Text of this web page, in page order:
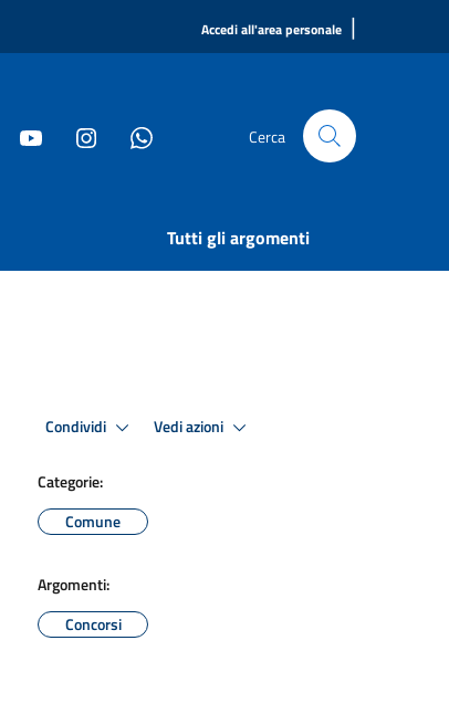
Accedi all'area personale |
Cerca
Tutti gli argomenti
Condividi Vedi azioni
Categorie:
Comune
Argomenti:
Concorsi